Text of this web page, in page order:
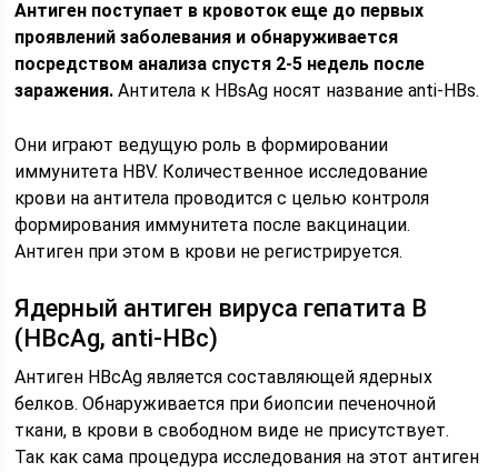
Антиген поступает в кровоток еще до первых
проявлений заболевания и обнаруживается
посредством анализа спустя 2-5 недель после
заражения. Антитела к HBsAg носят название anti-HBs.
Они играют ведущую роль в формировании
иммунитета HBV. Количественное исследование
крови на антитела проводится с целью контроля
формирования иммунитета после вакцинации.
Антиген при этом в крови не регистрируется.
Ядерный антиген вируса гепатита В
(HBcAg, anti-HBc)
Антиген HBcAg является составляющей ядерных
белков. Обнаруживается при биопсии печеночной
ткани, в крови в свободном виде не присутствует.
Так как сама процедура исследования на этот антиген